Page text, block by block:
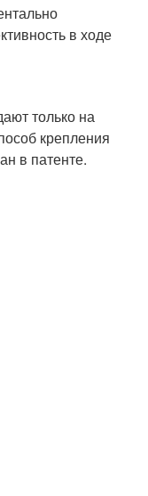
в ходе
только на
крепления
в патенте.